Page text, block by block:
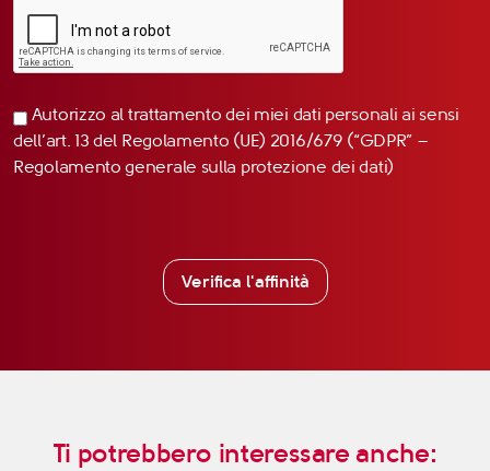
Autorizzo al trattamento dei miei dati personali ai sensi
dell’art. 13 del Regolamento (UE) 2016/679 (“GDPR” –
Regolamento generale sulla protezione dei dati)
Verifica l'affinità
Ti potrebbero interessare anche: